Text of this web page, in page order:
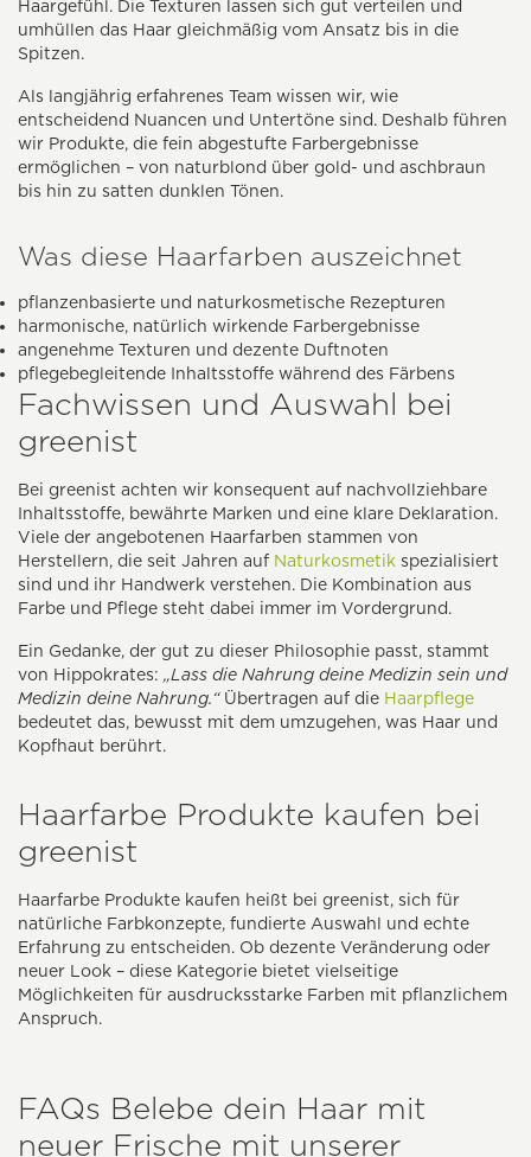
Haargefühl. Die Texturen lassen sich gut verteilen und
umhüllen das Haar gleichmäßig vom Ansatz bis in die
Spitzen.
Als langjährig erfahrenes Team wissen wir, wie
entscheidend Nuancen und Untertöne sind. Deshalb führen
wir Produkte, die fein abgestufte Farbergebnisse
ermöglichen – von naturblond über gold- und aschbraun
bis hin zu satten dunklen Tönen.
Was diese Haarfarben auszeichnet
pflanzenbasierte und naturkosmetische Rezepturen
harmonische, natürlich wirkende Farbergebnisse
angenehme Texturen und dezente Duftnoten
pflegebegleitende Inhaltsstoffe während des Färbens
Fachwissen und Auswahl bei
greenist
Bei greenist achten wir konsequent auf nachvollziehbare
Inhaltsstoffe, bewährte Marken und eine klare Deklaration.
Viele der angebotenen Haarfarben stammen von
Herstellern, die seit Jahren auf Naturkosmetik spezialisiert
sind und ihr Handwerk verstehen. Die Kombination aus
Farbe und Pflege steht dabei immer im Vordergrund.
Ein Gedanke, der gut zu dieser Philosophie passt, stammt
von Hippokrates: „Lass die Nahrung deine Medizin sein und
Medizin deine Nahrung.“Übertragen auf die Haarpflege
bedeutet das, bewusst mit dem umzugehen, was Haar und
Kopfhaut berührt.
Haarfarbe Produkte kaufen bei
greenist
Haarfarbe Produkte kaufen heißt bei greenist, sich für
natürliche Farbkonzepte, fundierte Auswahl und echte
Erfahrung zu entscheiden. Ob dezente Veränderung oder
neuer Look – diese Kategorie bietet vielseitige
Möglichkeiten für ausdrucksstarke Farben mit pflanzlichem
Anspruch.
FAQs Belebe dein Haar mit
neuer Frische mit unserer